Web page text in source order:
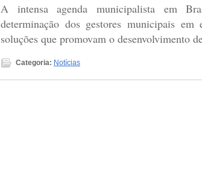
A intensa agenda municipalista em
determinação dos gestores municipais
soluções que promovam o desenvolvimento
Categoria: Notícias